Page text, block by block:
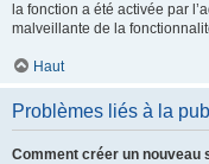
la fonction a été activée par
malveillante de la
Haut
Problèmes liés à la
Comment créer un nouveau